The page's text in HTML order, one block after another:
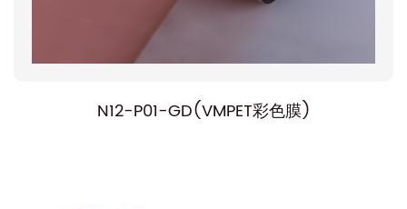
N12-P01-GD(VMPET彩色膜)